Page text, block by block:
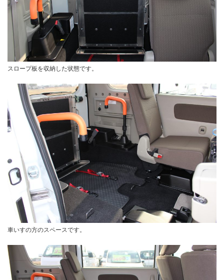
スロープ板を収納した状態です。
車いすの方のスペースです。